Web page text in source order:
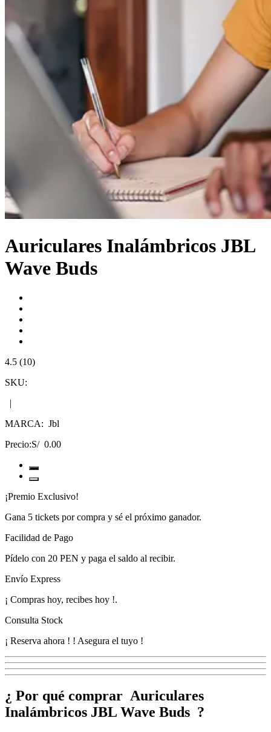
Auriculares Inalámbricos JBL
Wave Buds
4.5 (10)
SKU:
|
MARCA: Jbl
Precio:S/ 0.00
¡Premio Exclusivo!
Gana 5 tickets por compra y sé el próximo ganador.
Facilidad de Pago
Pídelo con 20 PEN y paga el saldo al recibir.
Envío Express
¡ Compras hoy, recibes hoy !.
Consulta Stock
¡ Reserva ahora ! ! Asegura el tuyo !
¿ Por qué comprar Auriculares
Inalámbricos JBL Wave Buds ?